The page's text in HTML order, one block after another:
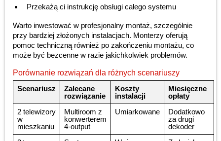
Przekażą ci instrukcję obsługi całego systemu
Warto inwestować w profesjonalny montaż, szczególnie
przy bardziej złożonych instalacjach. Monterzy oferują
pomoc techniczną również po zakończeniu montażu, co
może być bezcenne w razie jakichkolwiek problemów.
Porównanie rozwiązań dla różnych scenariuszy
Scenariusz
Zalecane
rozwiązanie
Koszty
instalacji
Miesięczne
opłaty
2 telewizory
w
mieszkaniu
Multiroom z
konwerterem
4-output
Umiarkowane
Dodatkowo
za drugi
dekoder